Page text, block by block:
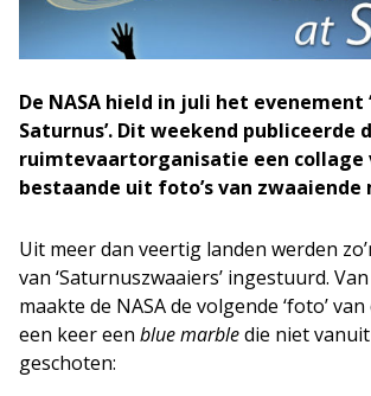
De NASA hield in juli het evenement
Saturnus’. Dit weekend publiceerde
ruimtevaartorganisatie een collage
bestaande uit foto’s van zwaaiende
Uit meer dan veertig landen werden
van ‘Saturnuszwaaiers’ ingestuurd.
maakte de NASA de volgende ‘foto’
een keer een blue marbledie niet
geschoten: